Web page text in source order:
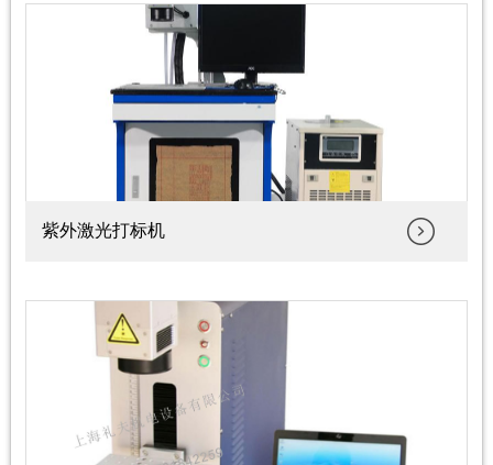
紫外激光打标机